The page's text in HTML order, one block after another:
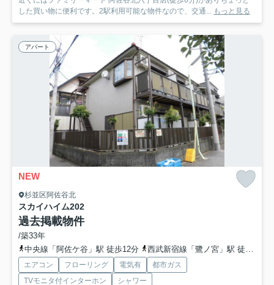
した買い物に便利です。2駅利用可能な物件なので、交通... もっと見る
アパート
NEW
杉並区阿佐谷北
スカイハイム202
過去掲載物件
/築33年
中央線「阿佐ケ谷」駅 徒歩12分
西武新宿線「鷺ノ宮」駅 徒歩19分
エアコン フローリング 電気有
都市ガス
TVモニタ付インターホン
シャワー